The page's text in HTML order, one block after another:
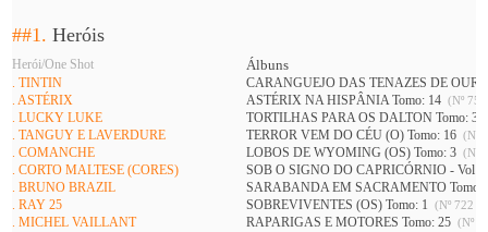
##1.Heróis
Herói/One Shot Álbuns
. TINTIN
CARANGUEJO DAS TENAZES DE
. ASTÉRIX
ASTÉRIX NA HISPÂNIA Tomo: 14 (Nº
. LUCKY LUKE
TORTILHAS PARA OS DALTON Tomo: 31
. TANGUY E LAVERDURE
TERROR VEM DO CÉU (O) Tomo: 16 (Nº
. COMANCHE LOBOS DE WYOMING (OS) Tomo: 3 (Nº
. CORTO MALTESE (CORES)
SOB O SIGNO DO CAPRICÓRNIO - Vol 1
. BRUNO BRAZIL
SARABANDA EM SACRAMENTO Tomo:
. RAY 25
SOBREVIVENTES (OS) Tomo: 1 (Nº 722 A
. MICHEL VAILLANT RAPARIGAS E MOTORES Tomo: 25 (Nº